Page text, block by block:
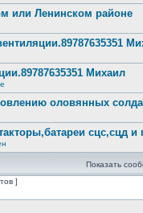
или Ленинском районе
Михаил
оловянных
сцс,сцд
Показать
]